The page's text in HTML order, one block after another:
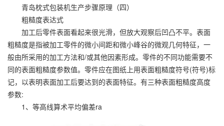
青岛枕式包装机生产步骤原理（四）
粗糙度表达式
加工后零件表面看起来很光滑，但放大观察后凹凸不平。表面
粗糙度是指被加工零件的微小间距和微小峰谷的微观几何特征，一
般由所采用的加工方法和/或其他因素形成。零件的不同功能需要不
同的表面粗糙度参数值。零件应在图纸上用表面粗糙度符号(符号)标
记，以表明表面加工后要达到的表面特征。有三种表面粗糙度高度
参数:
1、等高线算术平均偏差ra